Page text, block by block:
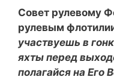
Совет рулевому
рулевым
участвуешь в
яхты перед
полагайся на Его